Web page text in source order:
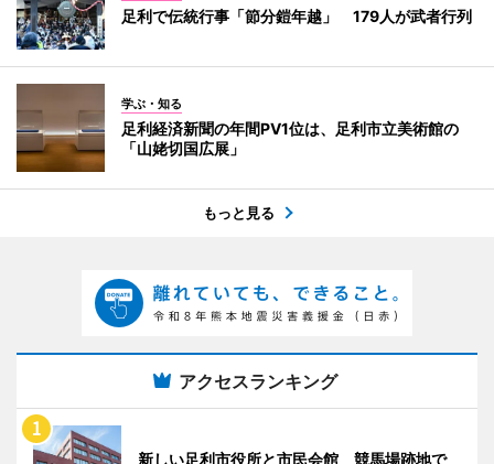
足利で伝統行事「節分鎧年越」 179人が武者行列
学ぶ・知る
足利経済新聞の年間PV1位は、足利市立美術館の
「山姥切国広展」
もっと見る
アクセスランキング
新しい足利市役所と市民会館 競馬場跡地で